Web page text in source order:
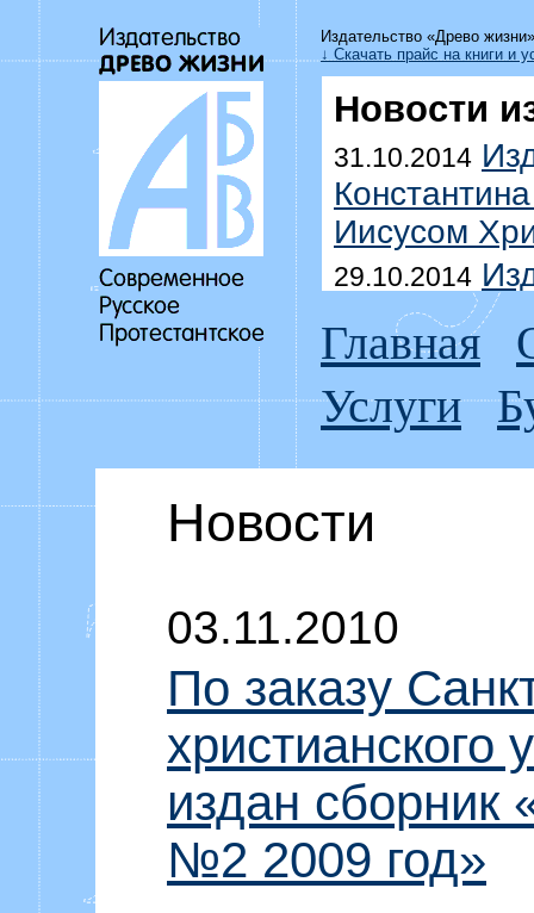
Издательство «Древо
↓ Скачать прайс на книги и
Новости
31.10.2014
Иисусом
29.10.2014
Уоммака
побеждать
18.07.2014
Дмитрия
15.07.2014
Уоммака
Главная
Услуги
Новости
03.11.2010
По заказу
христианского
издан
№2 2009 год»